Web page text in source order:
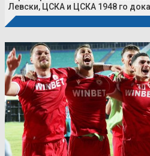
Левски, ЦСКА и ЦСКА 1948 го